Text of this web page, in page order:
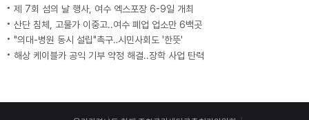
제 7회 섬의 날 행사, 여수 엑스포장 6-9일 개최
산단 침체, 고물가 이중고..여수 폐업 업소만 6백곳
"의대-병원 동시 설립"촉구‥시민사회도 '한뜻'
해상 케이블카 공익 기부 약정 해결..장학 사업 탄력